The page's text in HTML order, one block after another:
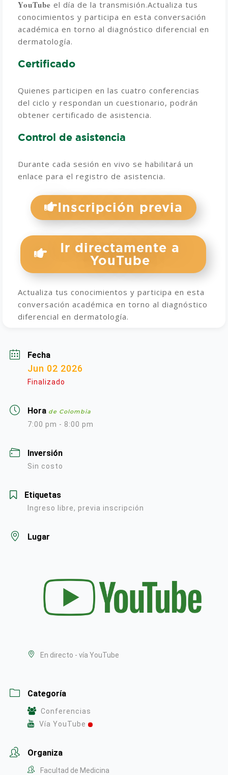
YouTube el día de la transmisión.Actualiza tus
conocimientos y participa en esta conversación
académica en torno al diagnóstico diferencial en
dermatología.
Certificado
Quienes participen en las cuatro conferencias
del ciclo y respondan un cuestionario, podrán
obtener certificado de asistencia.
Control de asistencia
Durante cada sesión en vivo se habilitará un
enlace para el registro de asistencia.
Inscripción previa
Ir directamente a
YouTube
Actualiza tus conocimientos y participa en esta
conversación académica en torno al diagnóstico
diferencial en dermatología.
Fecha
Jun 02 2026
Finalizado
Hora de Colombia
7:00 pm - 8:00 pm
Inversión
Sin costo
Etiquetas
Ingreso libre, previa inscripción
Lugar
En directo - vía YouTube
Categoría
Conferencias
Vía YouTube
Organiza
Facultad de Medicina